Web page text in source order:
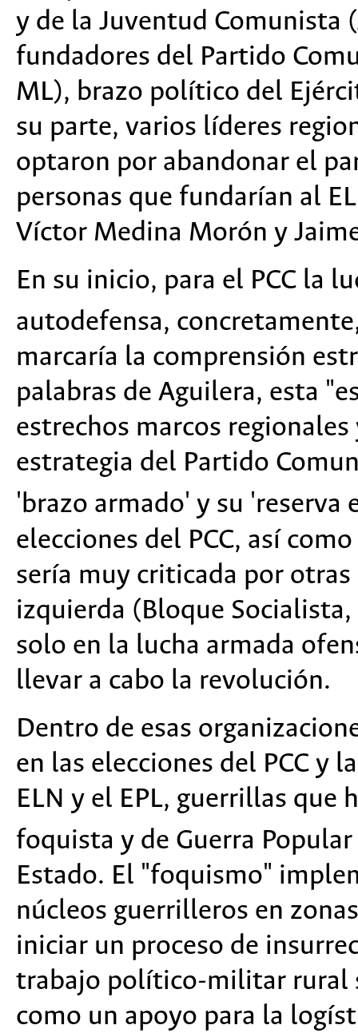
y de la Juventud Comunista
fundadores del Partido
ML), brazo político del
su parte, varios líderes
optaron por abandonar el
personas que fundarían al
Víctor Medina Morón y
En su inicio, para el PCC la
autodefensa,
marcaría la comprensión
palabras de Aguilera, esta
estrechos marcos
estrategia del Partido
'brazo armado' y su 'reserva
elecciones del PCC, así
sería muy criticada por
izquierda (Bloque Socialista,
solo en la lucha armada
llevar a cabo la revolución.
Dentro de esas
en las elecciones del PCC y
ELN y el EPL, guerrillas
foquista y de Guerra
Estado. El "foquismo"
núcleos guerrilleros en
iniciar un proceso de
trabajo político-militar rural
como un apoyo para la